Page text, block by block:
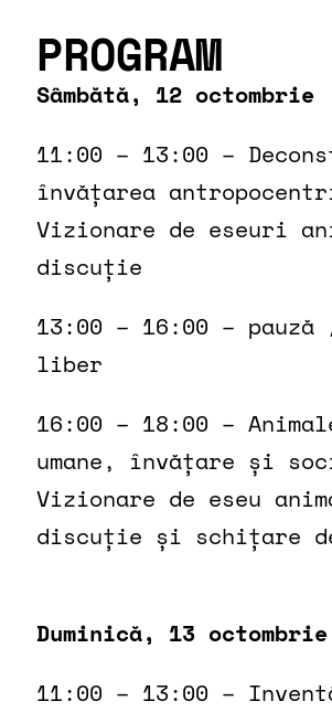
PROGRAM
Sâmbătă, 12 octombrie
11:00 – 13:00 –
învățarea
Vizionare de eseuri
discuție
13:00 – 16:00 –
liber
16:00 – 18:00 –
umane, învățare și
Vizionare de eseu
discuție și schițare
Duminică, 13 octombrie
11:00 – 13:00 –